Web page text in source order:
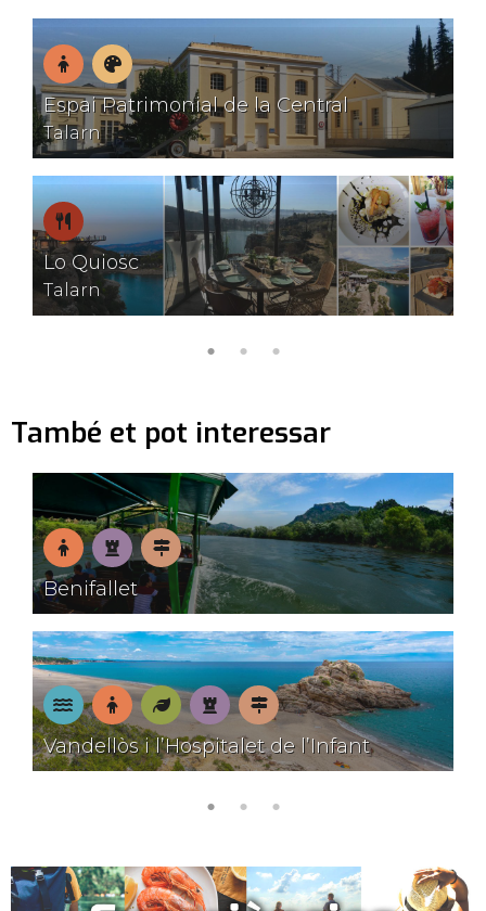
En
família
Museus
Espai Patrimonial de la Central
Talarn
On
menjar
Lo Quiosc
Talarn
També et pot interessar
En
família
Patrimoni
Pobles
amb
encant
Benifallet
A
la
En
família
NaturaPatrimoniPobles
amb
Vandellòs i l’Hospitalet de l’Infant